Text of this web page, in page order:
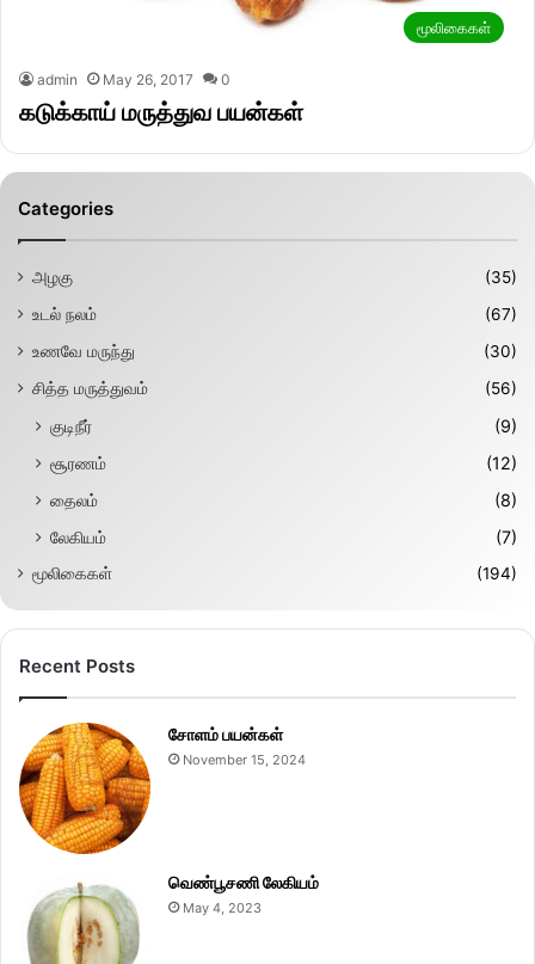
மூலிகைகள்
admin May 26, 2017 0
கடுக்காய் மருத்துவ பயன்கள்
Categories
அழகு
(35)
உடல் நலம்
(67)
உணவே மருந்து
(30)
சித்த மருத்துவம்
(56)
குடிநீர்
(9)
சூரணம்
(12)
தைலம்
(8)
லேகியம்
(7)
மூலிகைகள் (194)
Recent Posts
சோளம் பயன்கள்
November 15, 2024
வெண்பூசணி லேகியம்
May 4, 2023